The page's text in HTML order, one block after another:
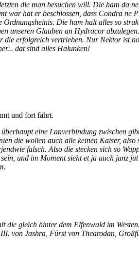
die man besuchen will. Die ham da
hat er beschlossen, dass Condra ne
Die ham halt alles so
Glauben an Hydracor
erfolgreich vertrieben. Nur Nektor ist
dat sind alles Halunken!
und fort fährt.
eine Lanverbindung zwischen
die wollen auch alle keinen Kaiser,
falsch. Also die stecken sich so
und im Moment sieht et ja auch janz
gleich hinter dem Elfenwald im
von Jashra, Fürst von Thearodan,